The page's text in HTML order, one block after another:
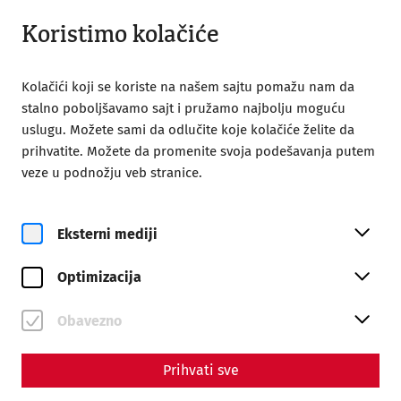
Koristimo kolačiće
Kolačići koji se koriste na našem sajtu pomažu nam da
stalno poboljšavamo sajt i pružamo najbolju moguću
uslugu. Možete sami da odlučite koje kolačiće želite da
prihvatite. Možete da promenite svoja podešavanja putem
veze u podnožju veb stranice.
Eksterni mediji
Optimizacija
Obavezno
Prihvati sve
Magazine overview
Articles with the tag
#Infrastructure